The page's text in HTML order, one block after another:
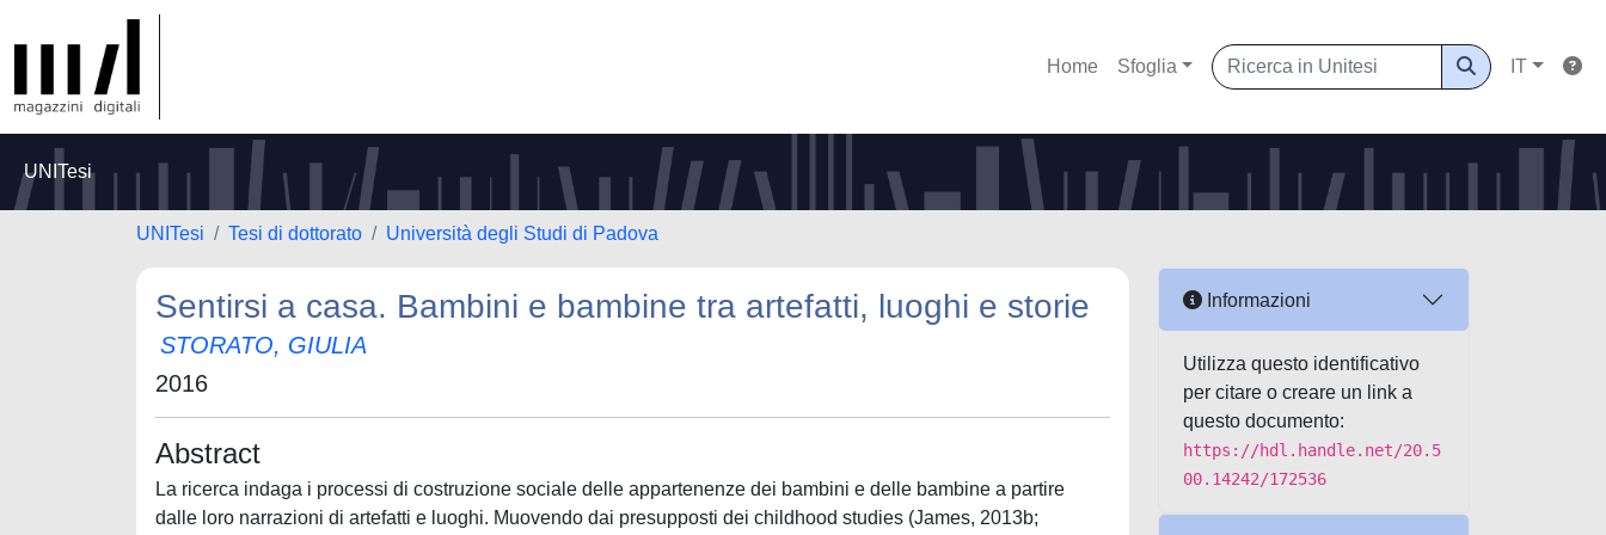
Home Sfoglia IT
UNITesi
UNITesi Tesi di dottorato Università degli Studi di Padova
Sentirsi a casa. Bambini e bambine tra artefatti, luoghi e storie
STORATO, GIULIA
2016
Abstract
La ricerca indaga i processi di costruzione sociale delle appartenenze dei bambini e delle bambine a partire
dalle loro narrazioni di artefatti e luoghi. Muovendo dai presupposti dei childhood studies (James, 2013b;
Informazioni
Utilizza questo identificativo
per citare o creare un link a
questo documento:
https://hdl.handle.net/20.5
00.14242/172536